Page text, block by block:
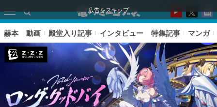
広告をスキップ
赫本 動画 殿堂入り記事 インタビュー 特集記事 マンガ